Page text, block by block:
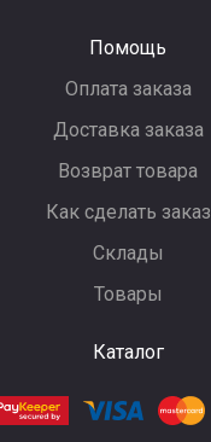
Помощь
Оплата заказа
Доставка заказа
Возврат товара
Как сделать заказ
Склады
Товары
Каталог